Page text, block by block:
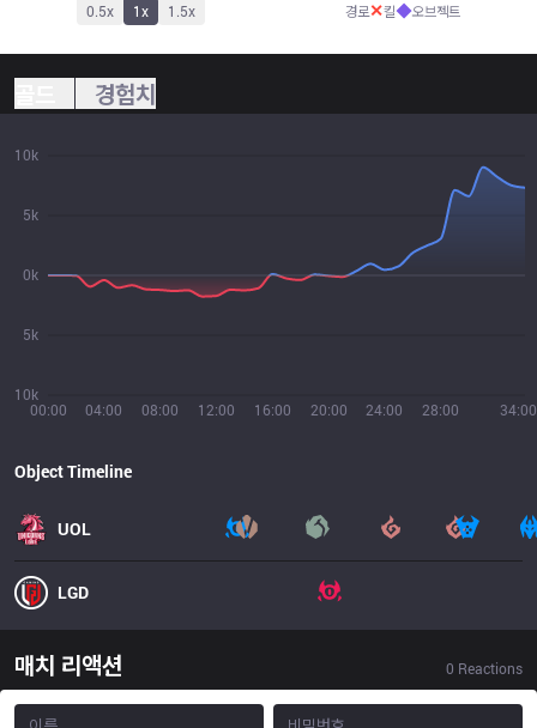
0.5x 1x 1.5x 경로✕킬◆오브젝트
경험치
00:00 04:00 08:00 12:00 16:00 20:00 24:00 28:00 34:00
10k
5k
0k
5k
10k
Object Timeline
UOL
LGD
매치 리액션 0 Reactions